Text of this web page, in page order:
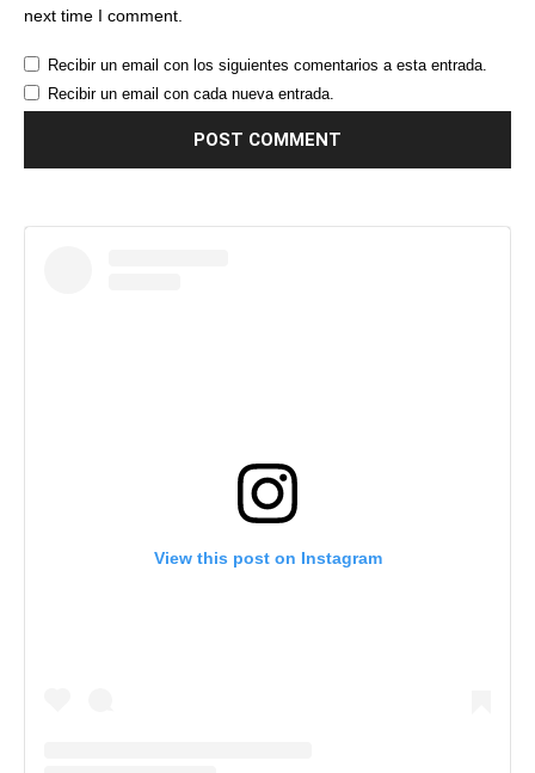
next time I comment.
Recibir un email con los siguientes comentarios a esta entrada.
Recibir un email con cada nueva entrada.
View this post on Instagram